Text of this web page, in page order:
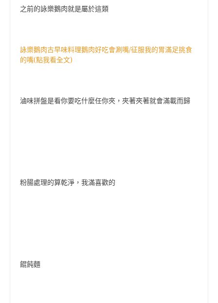
之前的詠樂鵝肉就是屬於這類
詠樂鵝肉古早味料理鵝肉好吃會涮嘴/征服我的胃滿足挑食
的嘴(點我看全文)
滷味拼盤是看你要吃什麼任你夾，夾著夾著就會滿載而歸
粉腸處理的算乾淨，我滿喜歡的
餛飩麵